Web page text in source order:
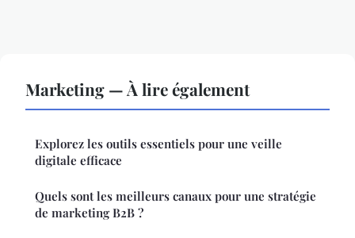
Marketing — À lire également
Explorez les outils essentiels pour une veille
digitale efficace
Quels sont les meilleurs canaux pour une stratégie
de marketing B2B ?